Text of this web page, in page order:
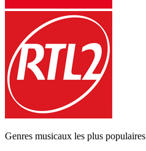
Genres musicaux les plus populaires